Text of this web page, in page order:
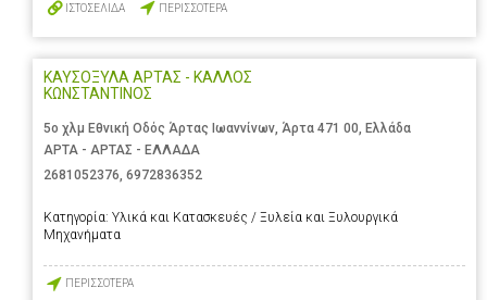
ΙΣΤΟΣΕΛΙΔΑ ΠΕΡΙΣΣΟΤΕΡΑ
ΚΑΥΣΟΞΥΛΑ ΑΡΤΑΣ - ΚΑΛΛΟΣ
ΚΩΝΣΤΑΝΤΙΝΟΣ
5ο χλμ Εθνική Οδός Άρτας Ιωαννίνων, Άρτα 471 00, Ελλάδα
ΑΡΤΑ - ΑΡΤΑΣ - ΕΛΛΑΔΑ
2681052376, 6972836352
Κατηγορία: Υλικά και Κατασκευές / Ξυλεία και Ξυλουργικά
Μηχανήματα
ΠΕΡΙΣΣΟΤΕΡΑ